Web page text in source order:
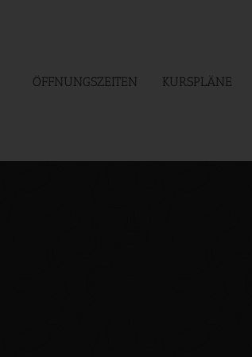
ÖFFNUNGSZEITEN KURSPLÄNE